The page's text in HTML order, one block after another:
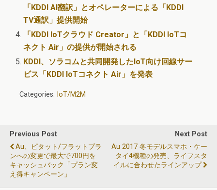
「KDDI AI翻訳」とオペレーターによる「KDDI
TV通訳」提供開始
「KDDI IoTクラウド Creator」と「KDDI IoTコ
ネクト Air」の提供が開始される
KDDI、ソラコムと共同開発したIoT向け回線サー
ビス「KDDI IoTコネクト Air」を発表
Categories: IoT/M2M
Previous Post
Au、ピタット/フラットプラ
ンへの変更で最大で700円を
キャッシュバック「プラン変
え得キャンペーン」
Next Post
Au 2017 冬モデルスマホ・ケー
タイ4機種の発売、ライフスタ
イルに合わせたラインアップ